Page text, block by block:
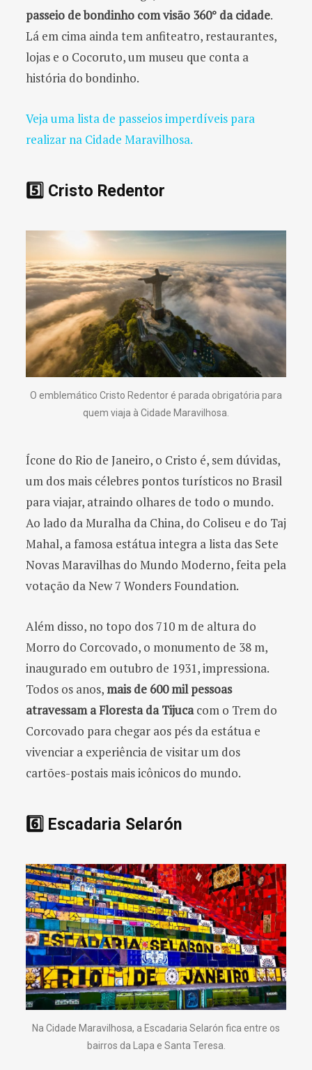
passeio de bondinho com visão 360° da cidade.
Lá em cima ainda tem anfiteatro, restaurantes,
lojas e o Cocoruto, um museu que conta a
história do bondinho.
Veja uma lista de passeios imperdíveis para
realizar na Cidade Maravilhosa.
5️⃣ Cristo Redentor
O emblemático Cristo Redentor é parada obrigatória para
quem viaja à Cidade Maravilhosa.
Ícone do Rio de Janeiro, o Cristo é, sem dúvidas,
um dos mais célebres pontos turísticos no Brasil
para viajar, atraindo olhares de todo o mundo.
Ao lado da Muralha da China, do Coliseu e do Taj
Mahal, a famosa estátua integra a lista das Sete
Novas Maravilhas do Mundo Moderno, feita pela
votação da New 7 Wonders Foundation.
Além disso, no topo dos 710 m de altura do
Morro do Corcovado, o monumento de 38 m,
inaugurado em outubro de 1931, impressiona.
Todos os anos, mais de 600 mil pessoas
atravessam a Floresta da Tijucacom o Trem do
Corcovado para chegar aos pés da estátua e
vivenciar a experiência de visitar um dos
cartões-postais mais icônicos do mundo.
6️⃣ Escadaria Selarón
Na Cidade Maravilhosa, a Escadaria Selarón fica entre os
bairros da Lapa e Santa Teresa.